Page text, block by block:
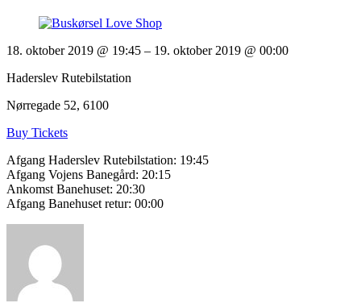
18. oktober 2019 @ 19:45 – 19. oktober 2019 @ 00:00
Haderslev Rutebilstation
Nørregade 52, 6100
Buy Tickets
Afgang Haderslev Rutebilstation: 19:45
Afgang Vojens Banegård: 20:15
Ankomst Banehuset: 20:30
Afgang Banehuset retur: 00:00